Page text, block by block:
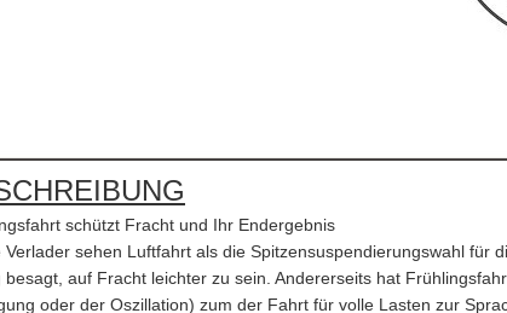
schützt Fracht und Ihr Endergebnis
Verlader sehen Luftfahrt als die Spitzensuspendierungswahl für
besagt, auf Fracht leichter zu sein. Andererseits hat
oder der Oszillation) zum der Fahrt für volle Lasten zur